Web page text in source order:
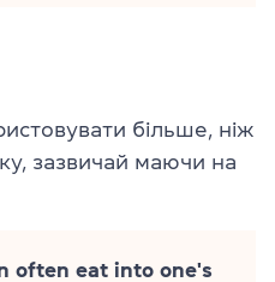
більше, ніж
зазвичай маючи на
often eat into one's